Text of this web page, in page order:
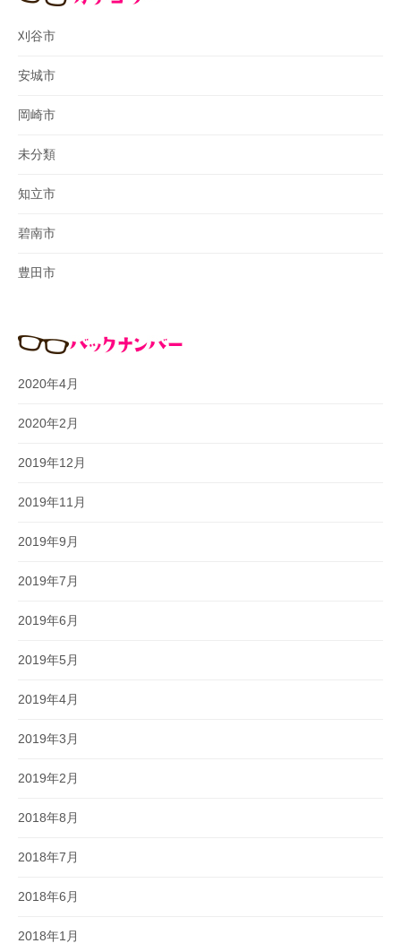
刈谷市
安城市
岡崎市
未分類
知立市
碧南市
豊田市
2020年4月
2020年2月
2019年12月
2019年11月
2019年9月
2019年7月
2019年6月
2019年5月
2019年4月
2019年3月
2019年2月
2018年8月
2018年7月
2018年6月
2018年1月